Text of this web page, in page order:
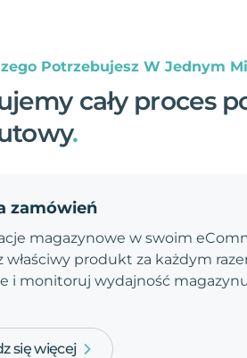
Potrzebujesz W Jednym
cały proces
.
zamówień
magazynowe w swoim
właściwy produkt za każdym
i monitoruj wydajność
się więcej